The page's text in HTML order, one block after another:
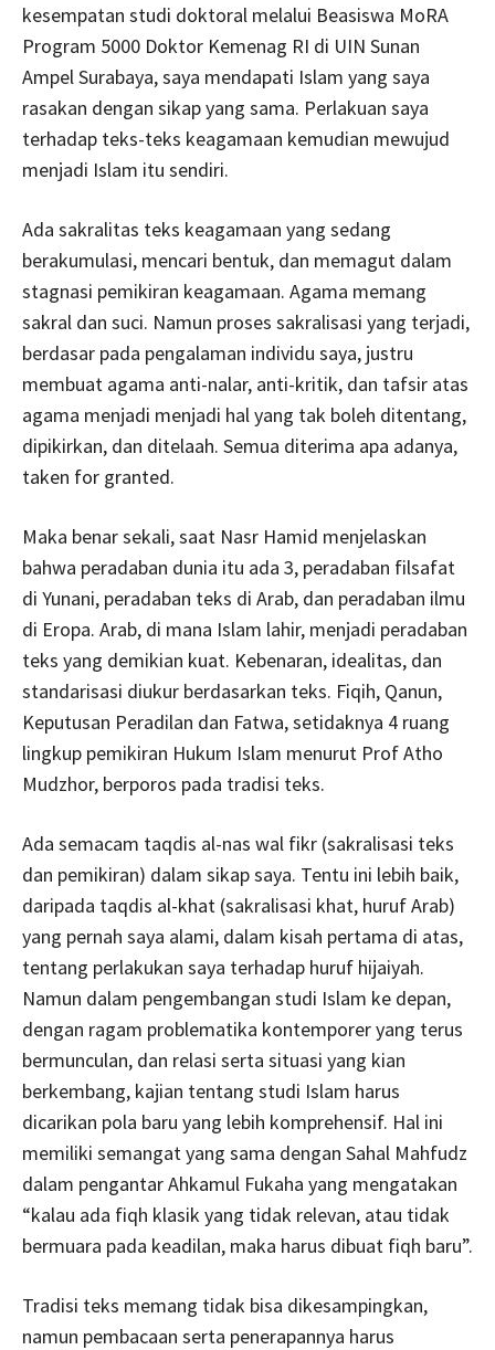
kesempatan studi doktoral melalui Beasiswa MoRA
Program 5000 Doktor Kemenag RI di UIN Sunan
Ampel Surabaya, saya mendapati Islam yang saya
rasakan dengan sikap yang sama. Perlakuan saya
terhadap teks-teks keagamaan kemudian mewujud
menjadi Islam itu sendiri.
Ada sakralitas teks keagamaan yang sedang
berakumulasi, mencari bentuk, dan memagut dalam
stagnasi pemikiran keagamaan. Agama memang
sakral dan suci. Namun proses sakralisasi yang terjadi,
berdasar pada pengalaman individu saya, justru
membuat agama anti-nalar, anti-kritik, dan tafsir atas
agama menjadi menjadi hal yang tak boleh ditentang,
dipikirkan, dan ditelaah. Semua diterima apa adanya,
taken for granted.
Maka benar sekali, saat Nasr Hamid menjelaskan
bahwa peradaban dunia itu ada 3, peradaban filsafat
di Yunani, peradaban teks di Arab, dan peradaban ilmu
di Eropa. Arab, di mana Islam lahir, menjadi peradaban
teks yang demikian kuat. Kebenaran, idealitas, dan
standarisasi diukur berdasarkan teks. Fiqih, Qanun,
Keputusan Peradilan dan Fatwa, setidaknya 4 ruang
lingkup pemikiran Hukum Islam menurut Prof Atho
Mudzhor, berporos pada tradisi teks.
Ada semacam taqdis al-nas wal fikr (sakralisasi teks
dan pemikiran) dalam sikap saya. Tentu ini lebih baik,
daripada taqdis al-khat (sakralisasi khat, huruf Arab)
yang pernah saya alami, dalam kisah pertama di atas,
tentang perlakukan saya terhadap huruf hijaiyah.
Namun dalam pengembangan studi Islam ke depan,
dengan ragam problematika kontemporer yang terus
bermunculan, dan relasi serta situasi yang kian
berkembang, kajian tentang studi Islam harus
dicarikan pola baru yang lebih komprehensif. Hal ini
memiliki semangat yang sama dengan Sahal Mahfudz
dalam pengantar Ahkamul Fukaha yang mengatakan
“kalau ada fiqh klasik yang tidak relevan, atau tidak
bermuara pada keadilan, maka harus dibuat fiqh baru”.
Tradisi teks memang tidak bisa dikesampingkan,
namun pembacaan serta penerapannya harus